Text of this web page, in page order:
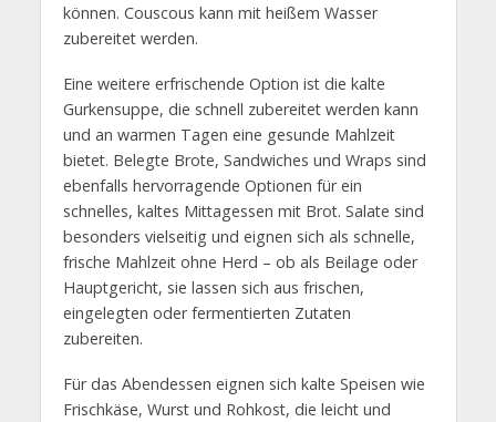
können. Couscous kann mit heißem Wasser
zubereitet werden.
Eine weitere erfrischende Option ist die kalte
Gurkensuppe, die schnell zubereitet werden kann
und an warmen Tagen eine gesunde Mahlzeit
bietet. Belegte Brote, Sandwiches und Wraps sind
ebenfalls hervorragende Optionen für ein
schnelles, kaltes Mittagessen mit Brot. Salate sind
besonders vielseitig und eignen sich als schnelle,
frische Mahlzeit ohne Herd – ob als Beilage oder
Hauptgericht, sie lassen sich aus frischen,
eingelegten oder fermentierten Zutaten
zubereiten.
Für das Abendessen eignen sich kalte Speisen wie
Frischkäse, Wurst und Rohkost, die leicht und